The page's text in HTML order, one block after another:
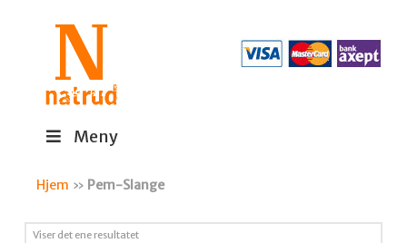
Meny
Hjem » Pem-Slange
Viser det ene resultatet